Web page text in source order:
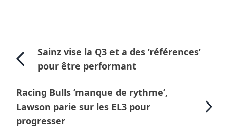
Sainz vise la Q3 et a des ’références’
pour être performant
Racing Bulls ’manque de rythme’,
Lawson parie sur les EL3 pour
progresser